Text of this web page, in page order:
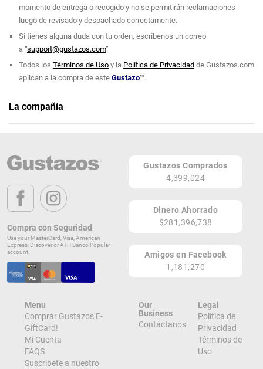
momento de entrega o recogido y no se permitirán reclamaciones
luego de revisado y despachado correctamente.
Si tienes alguna duda con tu orden, escríbenos un correo
a “support@gustazos.com”
Todos los Términos de Usoy la Política de Privacidad de Gustazos.com
aplican a la compra de este Gustazo™.
La compañía
GUAYNABO 00968
PR
Lugares de Redención
Gustazos, 100 Ave. San Patricio
GUAYNABO 00968
PR
¡Localizar en el Mapa!
Compra con Seguridad
Use your MasterCard, Visa, American
Express, Discover or ATH Banco Popular
account.
Gustazos Comprados
4,399,024
Dinero Ahorrado
$281,396,738
Amigos en Facebook
1,181,270
Menu
Comprar Gustazos E-
GiftCard!
Mi Cuenta
FAQS
Suscribete a nuestro
Our
Business
Contáctanos
Legal
Política de
Privacidad
Términos de
Uso